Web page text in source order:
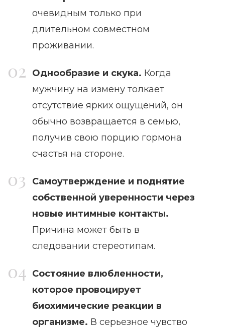
очевидным только при
длительном совместном
проживании.
Однообразие и скука. Когда
мужчину на измену толкает
отсутствие ярких ощущений, он
обычно возвращается в семью,
получив свою порцию гормона
счастья на стороне.
Самоутверждение и поднятие
собственной уверенности через
новые интимные контакты.
Причина может быть в
следовании стереотипам.
Состояние влюбленности,
которое провоцирует
биохимические реакции в
организме. В серьезное чувство